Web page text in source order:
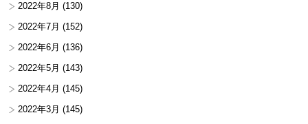
2022年8月 (130)
2022年7月 (152)
2022年6月 (136)
2022年5月 (143)
2022年4月 (145)
2022年3月 (145)